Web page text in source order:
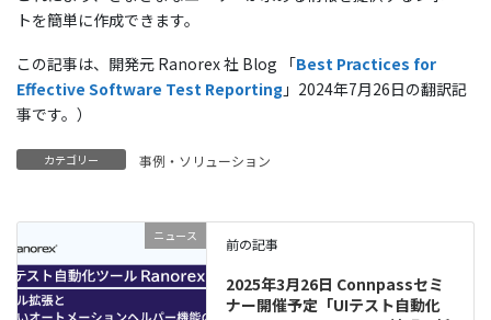
トを簡単に作成できます。
この記事は、開発元 Ranorex 社 Blog 「Best Practices for
Effective Software Test Reporting 」2024年7月26日の翻訳記
事です。）
カテゴリー 事例・ソリューション
ニュース 前の記事
2025年3月26日 Connpassセミ
ナー開催予定「UIテスト自動化